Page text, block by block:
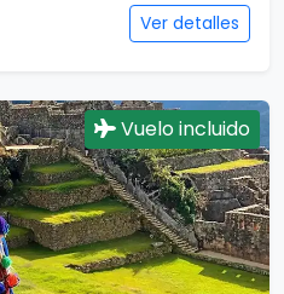
Ver detalles
Vuelo incluido